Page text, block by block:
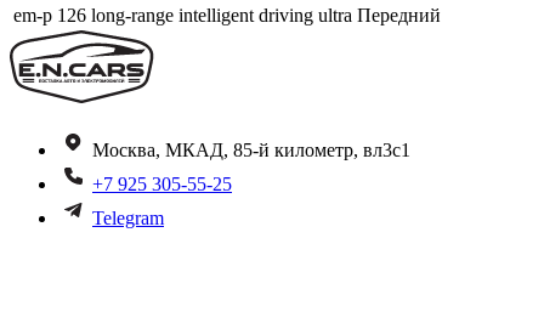
em-p 126 long-range intelligent driving ultra Передний
Москва, МКАД, 85-й километр, вл3с1
+7 925 305-55-25
Telegram